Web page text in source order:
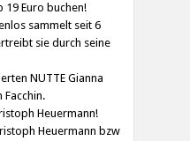
19 Euro buchen!
sammelt seit 6
sie durch seine
NUTTE Gianna
Facchin.
Heuermann!
Heuermann bzw